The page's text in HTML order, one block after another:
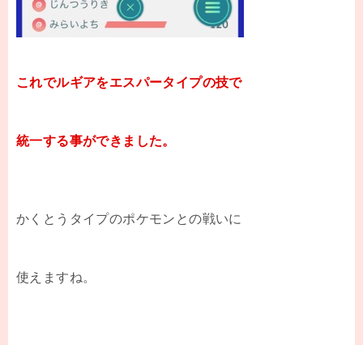
これでルギアをエスパータイプの技で
統一する事ができました。
かくとうタイプのポケモンとの戦いに
使えますね。